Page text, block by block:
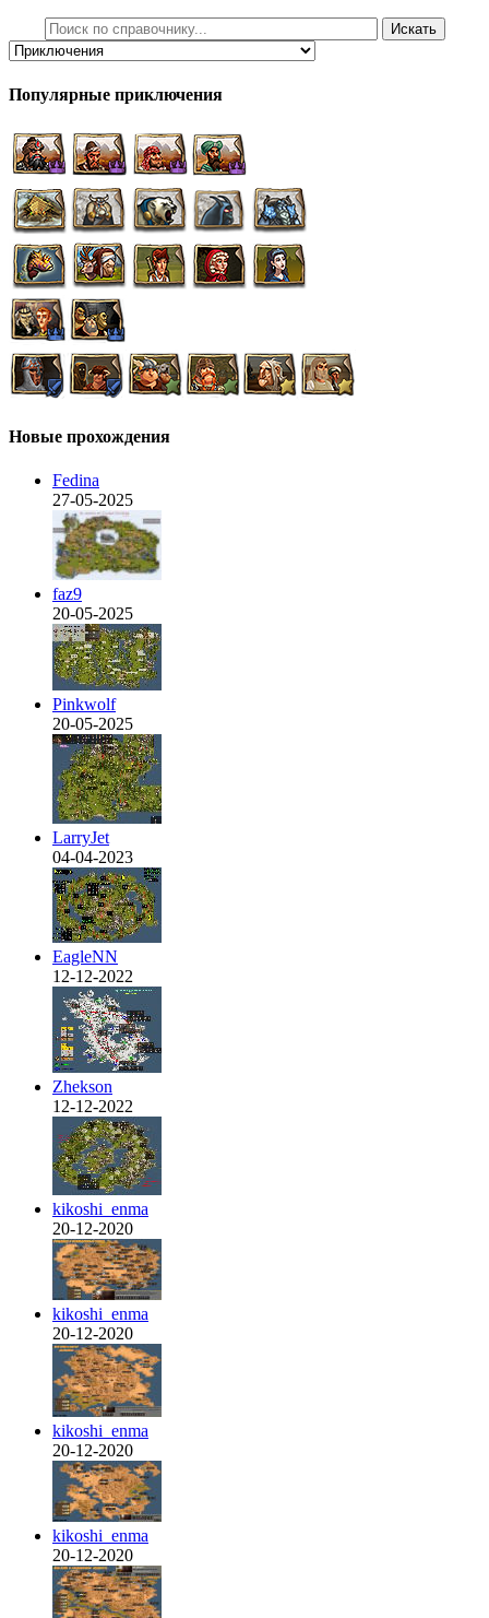
Популярные приключения
Новые прохождения
Fedina
27-05-2025
faz9
20-05-2025
Pinkwolf
20-05-2025
LarryJet
04-04-2023
EagleNN
12-12-2022
Zhekson
12-12-2022
kikoshi_enma
20-12-2020
kikoshi_enma
20-12-2020
kikoshi_enma
20-12-2020
kikoshi_enma
20-12-2020